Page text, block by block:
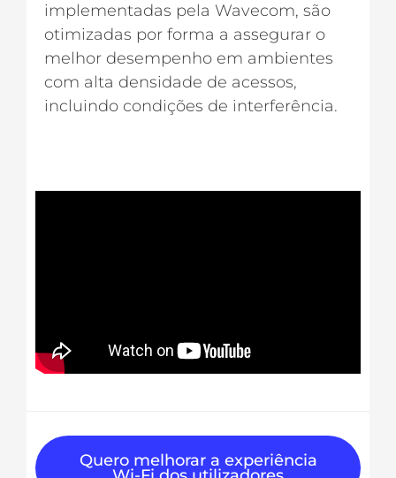
implementadas pela Wavecom, são
otimizadas por forma a assegurar o
melhor desempenho em ambientes
com alta densidade de acessos,
incluindo condições de interferência.
Quero melhorar a experiência